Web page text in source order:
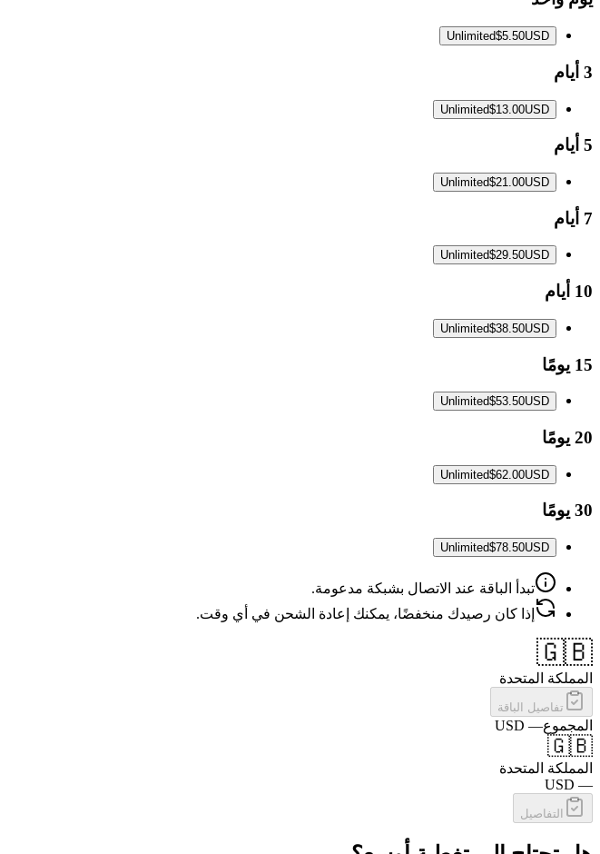
Unlimited$5.50USD
3 أيام
Unlimited$13.00USD
5 أيام
Unlimited$21.00USD
7 أيام
Unlimited$29.50USD
10 أيام
Unlimited$38.50USD
15 يومًا
Unlimited$53.50USD
20 يومًا
Unlimited$62.00USD
30 يومًا
Unlimited$78.50USD
تبدأ الباقة عند الاتصال بشبكة مدعومة.
إذا كان رصيدك منخفضًا، يمكنك إعادة الشحن في أي وقت.
🇬🇧
المملكة المتحدة
تفاصيل الباقة
المجموع—
USD
🇬🇧
المملكة المتحدة
—
USD
التفاصيل